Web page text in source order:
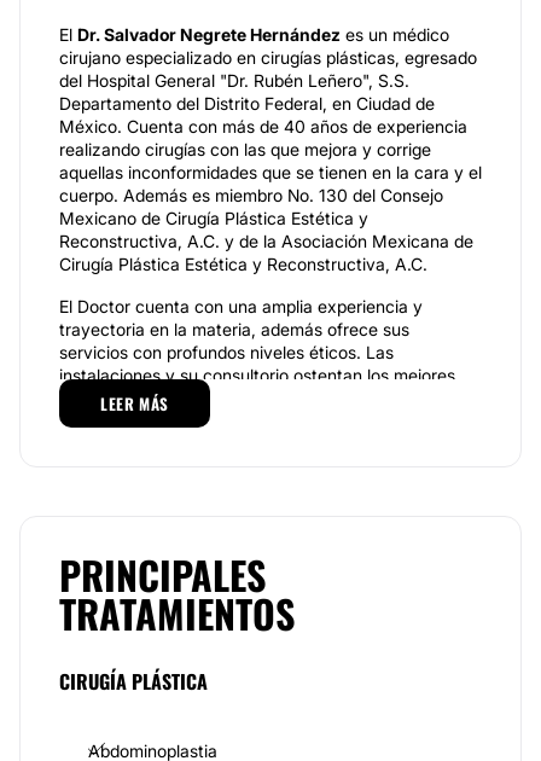
El Dr. Salvador Negrete Hernández es un médico
cirujano especializado en cirugías plásticas, egresado
del Hospital General "Dr. Rubén Leñero", S.S.
Departamento del Distrito Federal, en Ciudad de
México. Cuenta con más de 40 años de experiencia
realizando cirugías con las que mejora y corrige
aquellas inconformidades que se tienen en la cara y el
cuerpo. Además es miembro No. 130 del Consejo
Mexicano de Cirugía Plástica Estética y
Reconstructiva, A.C. y de la Asociación Mexicana de
Cirugía Plástica Estética y Reconstructiva, A.C.
El Doctor cuenta con una amplia experiencia y
trayectoria en la materia, además ofrece sus
servicios con profundos niveles éticos. Las
instalaciones y su consultorio ostentan los mejores
estándares de calidad.
La cirugía estética del abdomen en Mazatlán ya es
todo un hecho gracias a la intervención del
Salvador Negrete Hernández
procedimiento quirúrgico y además en miembro de
desea marcado, ya que en una intervención puede
LEER MÁS
PRINCIPALES
TRATAMIENTOS
CIRUGÍA PLÁSTICA
Abdominoplastia